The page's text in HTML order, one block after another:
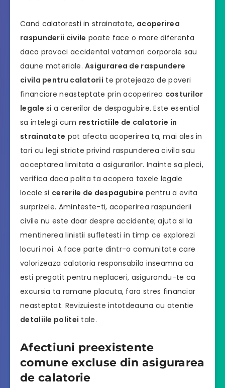
Cand calatoresti in strainatate, acoperirea
raspunderii civile poate face o mare diferenta
daca provoci accidental vatamari corporale sau
daune materiale.Asigurarea de raspundere
civila pentru calatorii te protejeaza de poveri
financiare neasteptate prin acoperirea costurilor
legale si a cererilor de despagubire. Este esential
sa intelegi cum restrictiile de calatorie in
strainatate pot afecta acoperirea ta, mai ales in
tari cu legi stricte privind raspunderea civila sau
acceptarea limitata a asigurarilor. Inainte sa pleci,
verifica daca polita ta acopera taxele legale
locale si cererile de despagubire pentru a evita
surprizele. Aminteste-ti, acoperirea raspunderii
civile nu este doar despre accidente; ajuta si la
mentinerea linistii sufletesti in timp ce explorezi
locuri noi. A face parte dintr-o comunitate care
valorizeaza calatoria responsabila inseamna ca
esti pregatit pentru neplaceri, asigurandu-te ca
excursia ta ramane placuta, fara stres financiar
neasteptat. Revizuieste intotdeauna cu atentie
detaliile politei tale.
Afectiuni preexistente
comune excluse din asigurarea
de calatorie